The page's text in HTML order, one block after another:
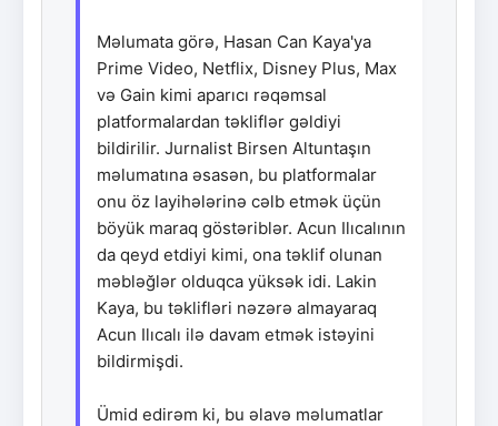
Məlumata görə, Hasan Can Kaya'ya
Prime Video, Netflix, Disney Plus, Max
və Gain kimi aparıcı rəqəmsal
platformalardan təkliflər gəldiyi
bildirilir. Jurnalist Birsen Altuntaşın
məlumatına əsasən, bu platformalar
onu öz layihələrinə cəlb etmək üçün
böyük maraq göstəriblər. Acun Ilıcalının
da qeyd etdiyi kimi, ona təklif olunan
məbləğlər olduqca yüksək idi. Lakin
Kaya, bu təklifləri nəzərə almayaraq
Acun Ilıcalı ilə davam etmək istəyini
bildirmişdi.
Ümid edirəm ki, bu əlavə məlumatlar